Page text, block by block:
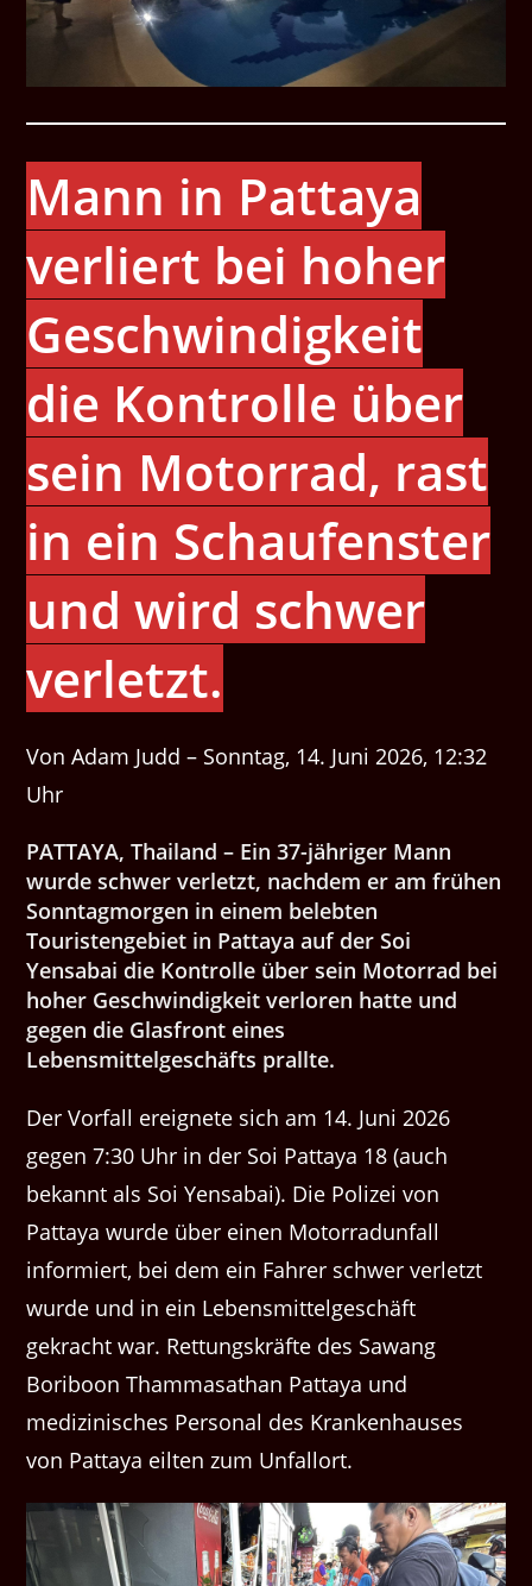
Mann in Pattaya
verliert bei hoher
Geschwindigkeit
die Kontrolle über
sein Motorrad, rast
in ein Schaufenster
und wird schwer
verletzt.
Von Adam Judd – Sonntag, 14. Juni 2026, 12:32
Uhr
PATTAYA, Thailand – Ein 37-jähriger Mann
wurde schwer verletzt, nachdem er am frühen
Sonntagmorgen in einem belebten
Touristengebiet in Pattaya auf der Soi
Yensabai die Kontrolle über sein Motorrad bei
hoher Geschwindigkeit verloren hatte und
gegen die Glasfront eines
Lebensmittelgeschäfts prallte.
Der Vorfall ereignete sich am 14. Juni 2026
gegen 7:30 Uhr in der Soi Pattaya 18 (auch
bekannt als Soi Yensabai). Die Polizei von
Pattaya wurde über einen Motorradunfall
informiert, bei dem ein Fahrer schwer verletzt
wurde und in ein Lebensmittelgeschäft
gekracht war. Rettungskräfte des Sawang
Boriboon Thammasathan Pattaya und
medizinisches Personal des Krankenhauses
von Pattaya eilten zum Unfallort.